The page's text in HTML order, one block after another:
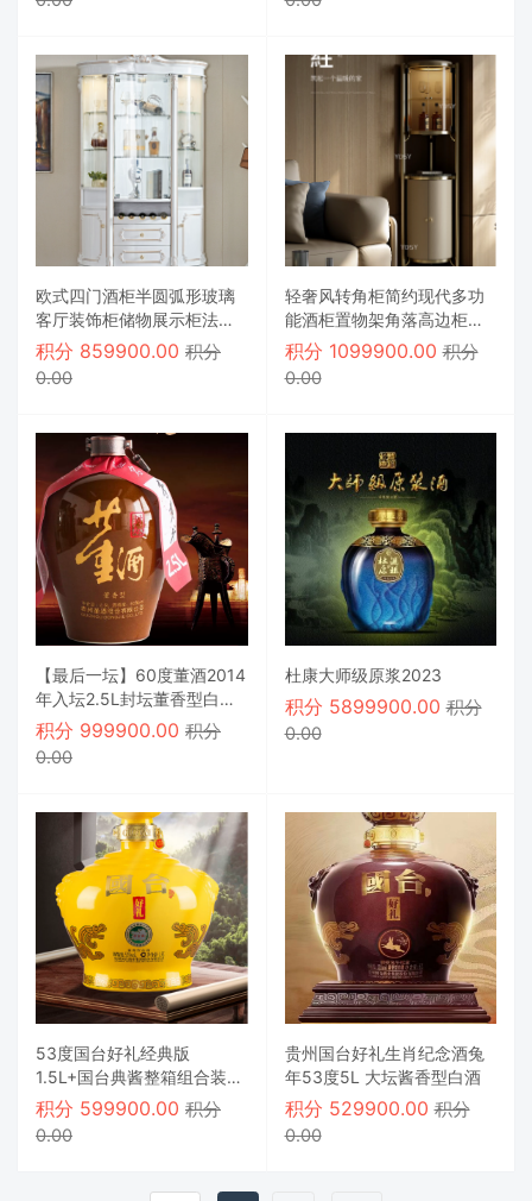
欧式四门酒柜半圆弧形玻璃
客厅装饰柜储物展示柜法式
餐边柜红酒柜
积分 859900.00 积分
0.00
轻奢风转角柜简约现代多功
能酒柜置物架角落高边柜拐
角岩板展示柜
积分 1099900.00积分
0.00
【最后一坛】60度董酒2014
年入坛2.5L封坛董香型白酒
纯粮食老酒
积分 999900.00 积分
0.00
杜康大师级原浆2023
积分 5899900.00积分
0.00
53度国台好礼经典版
1.5L+国台典酱整箱组合装
白酒500ml*6
积分 599900.00 积分
0.00
贵州国台好礼生肖纪念酒兔
年53度5L 大坛酱香型白酒
积分 529900.00积分
0.00